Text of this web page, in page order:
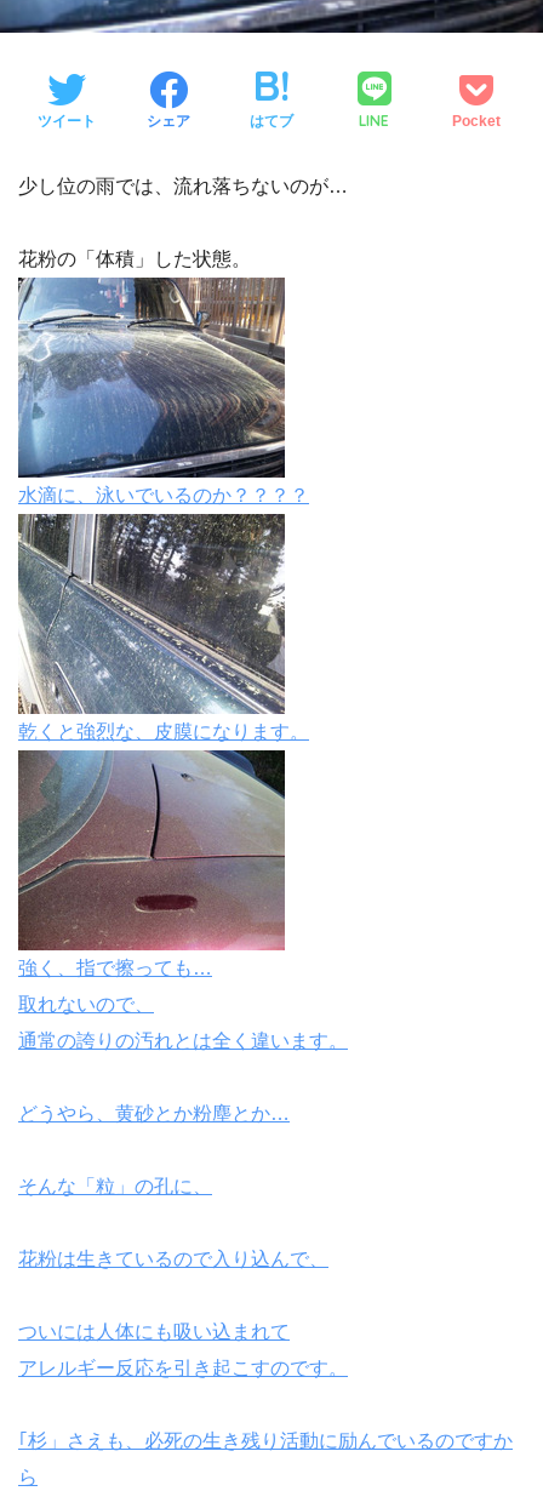
ツイート シェア はてブ LINE Pocket
少し位の雨では、流れ落ちないのが…
花粉の「体積」した状態。
水滴に、泳いでいるのか？？？？
乾くと強烈な、皮膜になります。
強く、指で擦っても…
取れないので、
通常の誇りの汚れとは全く違います。
どうやら、黄砂とか粉塵とか…
そんな「粒」の孔に、
花粉は生きているので入り込んで、
ついには人体にも吸い込まれて
アレルギー反応を引き起こすのです。
｢杉」さえも、必死の生き残り活動に励んでいるのですか
ら